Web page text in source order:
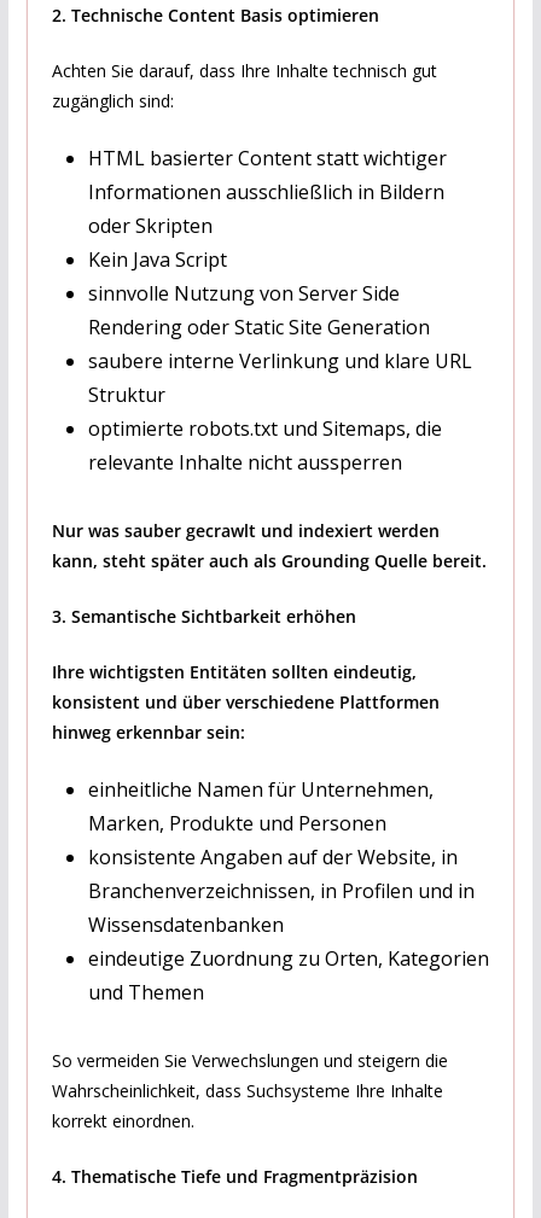
2. Technische Content Basis optimieren
Achten Sie darauf, dass Ihre Inhalte technisch gut
zugänglich sind:
HTML basierter Content statt wichtiger
Informationen ausschließlich in Bildern
oder Skripten
Kein Java Script
sinnvolle Nutzung von Server Side
Rendering oder Static Site Generation
saubere interne Verlinkung und klare URL
Struktur
optimierte robots.txt und Sitemaps, die
relevante Inhalte nicht aussperren
Nur was sauber gecrawlt und indexiert werden
kann, steht später auch als Grounding Quelle bereit.
3. Semantische Sichtbarkeit erhöhen
Ihre wichtigsten Entitäten sollten eindeutig,
konsistent und über verschiedene Plattformen
hinweg erkennbar sein:
einheitliche Namen für Unternehmen,
Marken, Produkte und Personen
konsistente Angaben auf der Website, in
Branchenverzeichnissen, in Profilen und in
Wissensdatenbanken
eindeutige Zuordnung zu Orten, Kategorien
und Themen
So vermeiden Sie Verwechslungen und steigern die
Wahrscheinlichkeit, dass Suchsysteme Ihre Inhalte
korrekt einordnen.
4. Thematische Tiefe und Fragmentpräzision